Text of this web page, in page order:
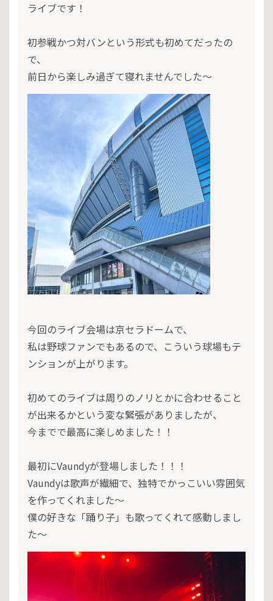
ライブです！
初参戦かつ対バンという形式も初めてだったの
で、
前日から楽しみ過ぎて寝れませんでした～
今回のライブ会場は京セラドームで、
私は野球ファンでもあるので、こういう球場もテ
ンションが上がります。
初めてのライブは周りのノリとかに合わせること
が出来るかという変な緊張がありましたが、
今までで最高に楽しめました！！
最初にVaundyが登場しました！！！
Vaundyは歌声が繊細で、独特でかっこいい雰囲気
を作ってくれました～
僕の好きな「踊り子」も歌ってくれて感動しまし
た～